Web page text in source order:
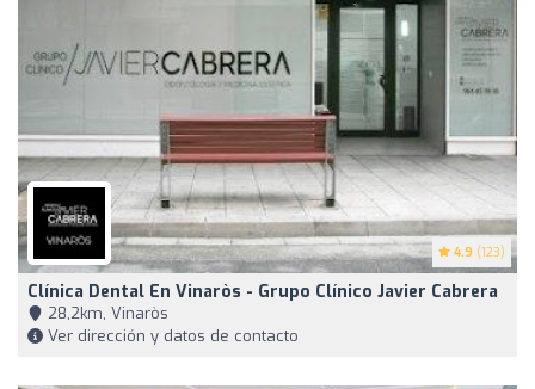
4.9 (123)
Clínica Dental En Vinaròs - Grupo Clínico Javier Cabrera
28,2km, Vinaròs
Ver dirección y datos de contacto